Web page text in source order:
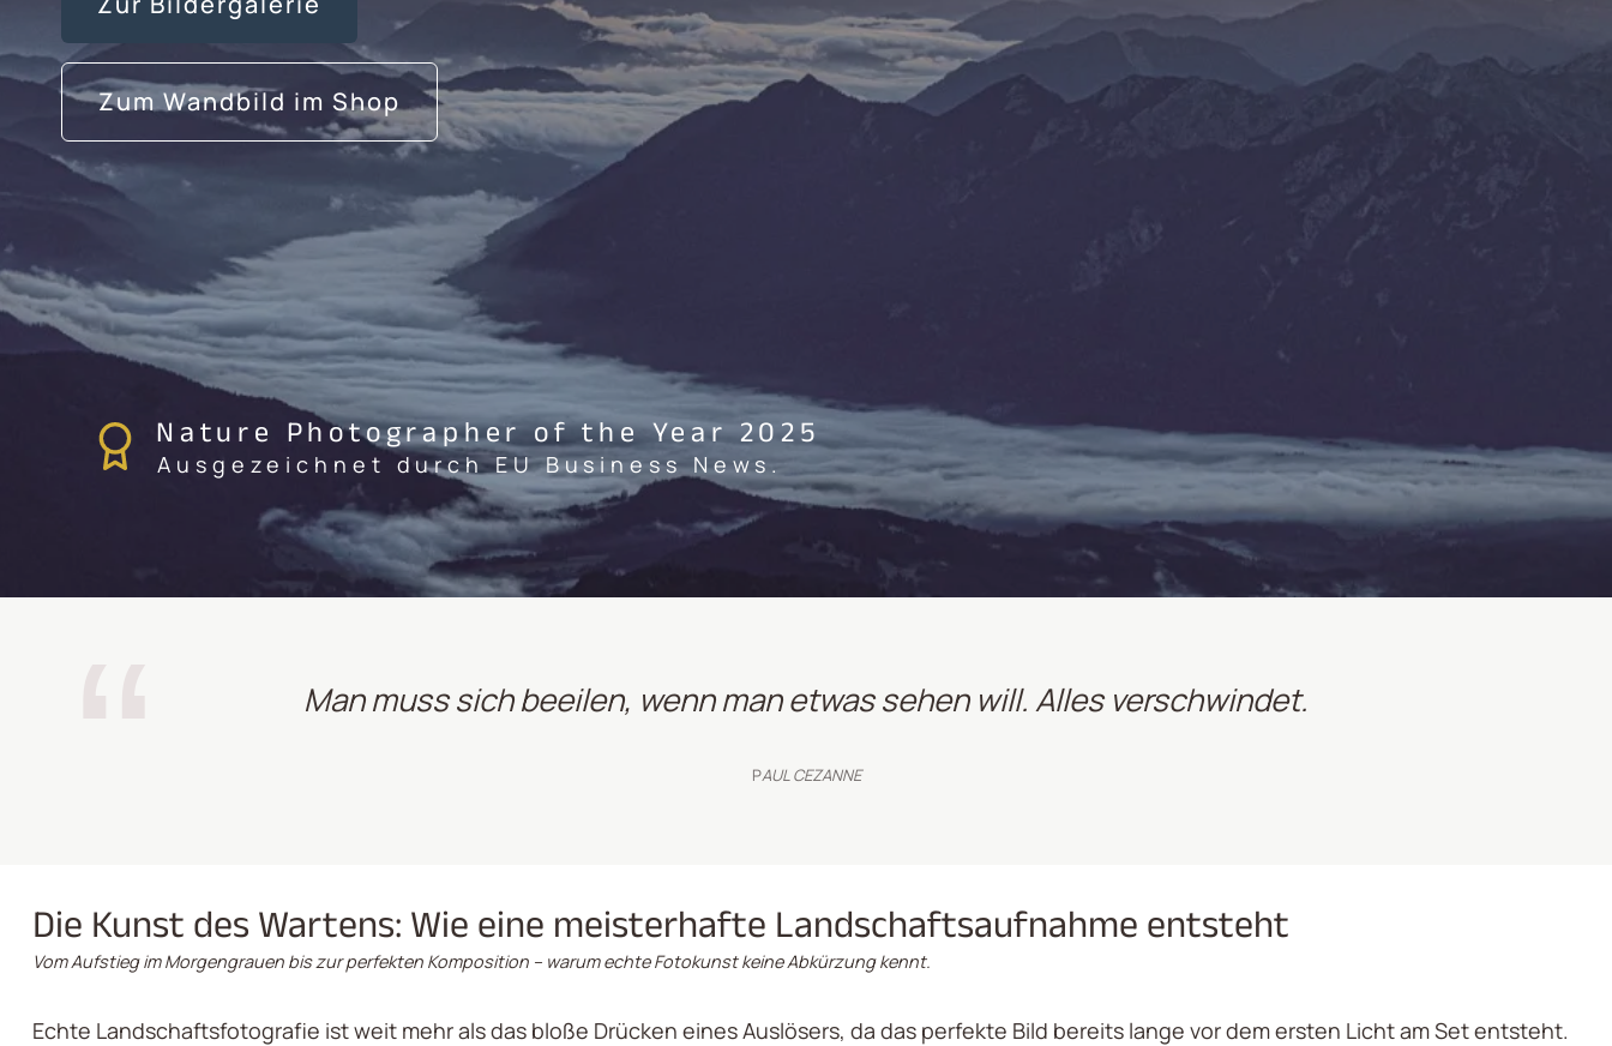
Zum Wandbild im Shop
Nature Photographer of the Year 2025
Ausgezeichnet durch EU Business News.
Man muss sich beeilen, wenn man etwas sehen will. Alles verschwindet.
PAUL CEZANNE
Die Kunst des Wartens: Wie eine meisterhafte Landschaftsaufnahme entsteht
Vom Aufstieg im Morgengrauen bis zur perfekten Komposition – warum echte Fotokunst keine Abkürzung kennt.
Echte Landschaftsfotografie ist weit mehr als das bloße Drücken eines Auslösers, da das perfekte Bild bereits lange vor dem ersten Licht am Set entsteht.